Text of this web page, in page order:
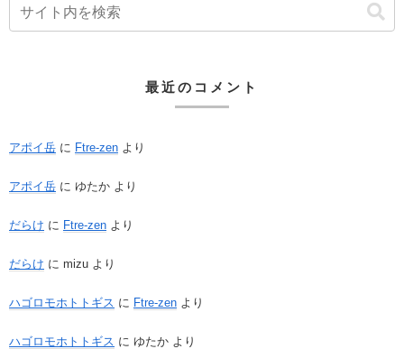
最近のコメント
アポイ岳 に Ftre-zen より
アポイ岳 に ゆたか より
だらけ に Ftre-zen より
だらけ に mizu より
ハゴロモホトトギス に Ftre-zen より
ハゴロモホトトギス に ゆたか より